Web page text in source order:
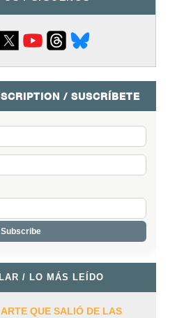
/ SUSCRÍBETE
/ LO MÁS LEÍDO
QUE SALIÓ DE LAS